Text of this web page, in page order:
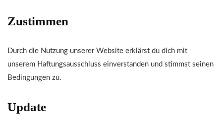
Zustimmen
Durch die Nutzung unserer Website erklärst du dich mit
unserem Haftungsausschluss einverstanden und stimmst seinen
Bedingungen zu.
Update